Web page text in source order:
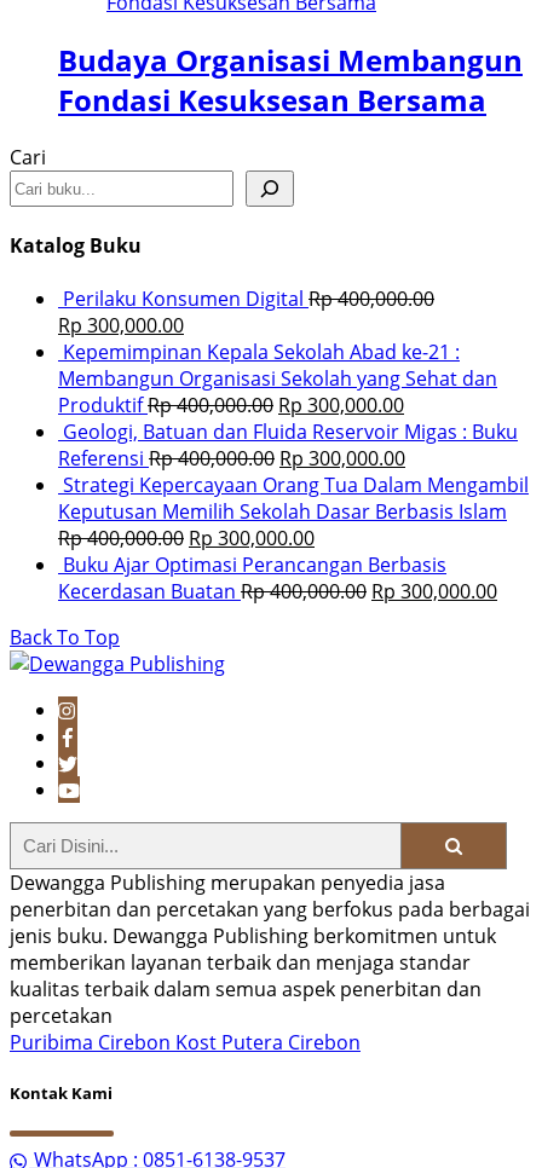
Budaya Organisasi Membangun
Fondasi Kesuksesan Bersama
Cari
Katalog Buku
Perilaku Konsumen Digital Rp400,000.00
Rp 300,000.00
Kepemimpinan Kepala Sekolah Abad ke-21 :
Membangun Organisasi Sekolah yang Sehat dan
ProduktifRp400,000.00 Rp 300,000.00
Geologi, Batuan dan Fluida Reservoir Migas : Buku
Referensi Rp400,000.00 Rp 300,000.00
Strategi Kepercayaan Orang Tua Dalam Mengambil
Keputusan Memilih Sekolah Dasar Berbasis Islam
Rp400,000.00 Rp 300,000.00
Buku Ajar Optimasi Perancangan Berbasis
Kecerdasan Buatan Rp400,000.00 Rp 300,000.00
Back To Top
Dewangga Publishing merupakan penyedia jasa
penerbitan dan percetakan yang berfokus pada berbagai
jenis buku. Dewangga Publishing berkomitmen untuk
memberikan layanan terbaik dan menjaga standar
kualitas terbaik dalam semua aspek penerbitan dan
percetakan
Puribima Cirebon Kost Putera Cirebon
Kontak Kami
WhatsApp : 0851-6138-9537